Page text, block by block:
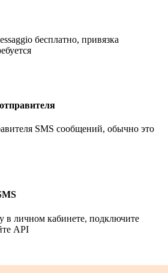
бесплатно, привязка
SMS сообщений, обычно это
в личном кабинете, подключите
API